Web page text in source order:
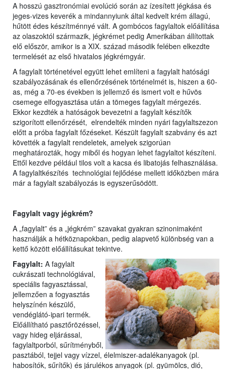
A hosszú gasztronómiai evolúció során az ízesített jégkása és
jeges-vizes keverék a mindannyiunk által kedvelt krém állagú,
hűtött édes készítménnyé vált. A gombócos fagylaltok előállítása
az olaszoktól származik, jégkrémet pedig Amerikában állítottak
elő először, amikor is a XIX. század második felében elkezdte
termelését az első hivatalos jégkrémgyár.
A fagylalt történetével együtt lehet említeni a fagylalt hatósági
szabályozásának és ellenőrzésének történelmét is, hiszen a 60-
as, még a 70-es években is jellemző és ismert volt e hűvös
csemege elfogyasztása után a tömeges fagylalt mérgezés.
Ekkor kezdték a hatóságok bevezetni a fagylalt készítők
szigorított ellenőrzését, elrendelték minden nyári fagylaltszezon
előtt a próba fagylalt főzéseket. Készült fagylalt szabvány és azt
követték a fagylalt rendeletek, amelyek szigorúan
meghatározták, hogy miből és hogyan lehet fagylaltot készíteni.
Ettől kezdve például tilos volt a kacsa és libatojás felhasználása.
A fagylaltkészítés technológiai fejlődése mellett időközben mára
már a fagylalt szabályozás is egyszerűsödött.
Fagylalt vagy jégkrém?
A „fagylalt” és a „jégkrém” szavakat gyakran szinonimaként
használják a hétköznapokban, pedig alapvető különbség van a
kettő között előállításukat tekintve.
Fagylalt: A fagylalt
cukrászati technológiával,
speciális fagyasztással,
jellemzően a fogyasztás
helyszínén készülő,
vendéglátó-ipari termék.
Előállítható pasztőrözéssel,
vagy hideg eljárással,
fagylaltporból, sűrítményből,
pasztából, tejjel vagy vízzel, élelmiszer-adalékanyagok (pl.
habosítók, sűrítők) és járulékos anyagok (pl. gyümölcs, dió,